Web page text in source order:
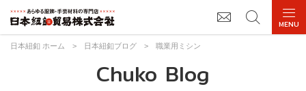
日本紐釦 ホーム > 日本紐釦ブログ > 職業用ミシン
Chuko Blog